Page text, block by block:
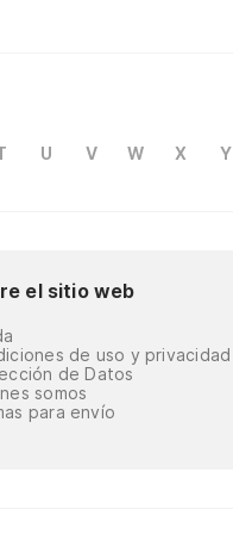
U V W X Y
el sitio web
de uso y privacidad
de Datos
somos
para envío